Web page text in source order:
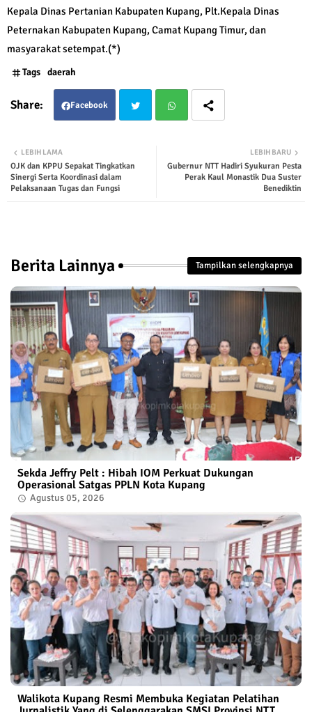
Kepala Dinas Pertanian Kabupaten Kupang, Plt.Kepala Dinas
Peternakan Kabupaten Kupang, Camat Kupang Timur, dan
masyarakat setempat.(*)
Tags daerah
Facebook
ter tsap
LEBIH BARU
Gubernur NTT Hadiri Syukuran Pesta
Perak Kaul Monastik Dua Suster
Benediktin
LEBIH LAMA
OJK dan KPPU Sepakat Tingkatkan
Sinergi Serta Koordinasi dalam
Pelaksanaan Tugas dan Fungsi
Berita Lainnya Tampilkan selengkapnya
Sekda Jeffry Pelt : Hibah IOM Perkuat Dukungan
Operasional Satgas PPLN Kota Kupang
Agustus 05, 2026
Walikota Kupang Resmi Membuka Kegiatan Pelatihan